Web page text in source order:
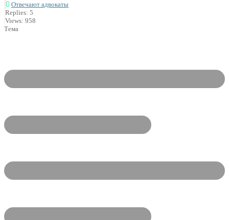
Отвечают адвокаты
Replies: 5
Views: 958
Тема